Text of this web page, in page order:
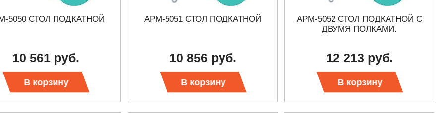
5050 СТОЛ ПОДКАТНОЙ
10 561 руб.
В корзину
АРМ-5051 СТОЛ ПОДКАТНОЙ
10 856 руб.
В корзину
АРМ-5052 СТОЛ ПОДКАТНОЙ С
ДВУМЯ ПОЛКАМИ.
12 213 руб.
В корзину